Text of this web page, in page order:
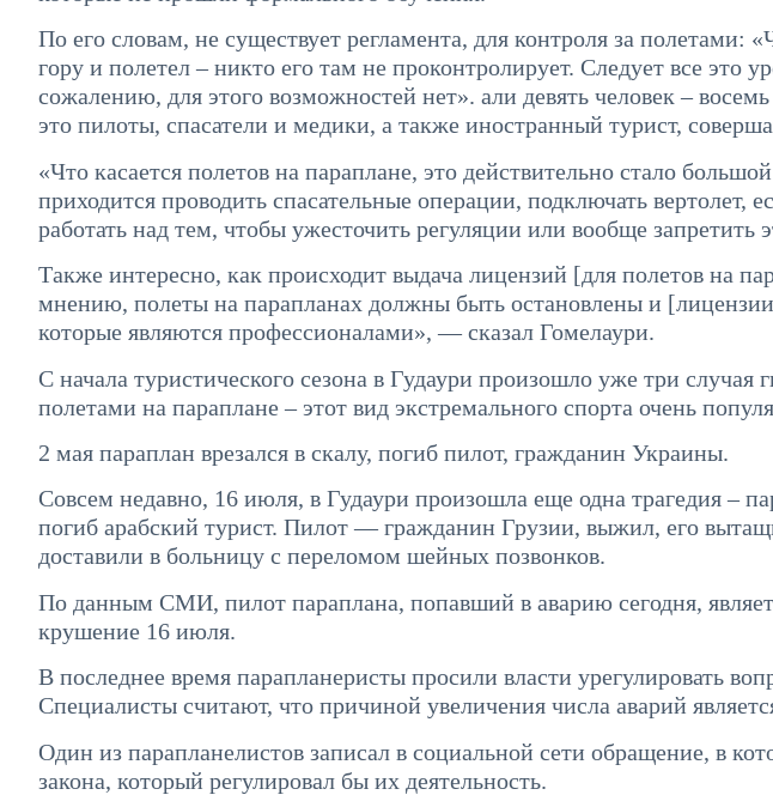
По его словам, не существует регламента, для контроля за полетами:
гору и полетел – никто его там не проконтролирует. Следует все это
сожалению, для этого возможностей нет». али девять человек –
это пилоты, спасатели и медики, а также иностранный турист,
«Что касается полетов на параплане, это действительно стало
приходится проводить спасательные операции, подключать
работать над тем, чтобы ужесточить регуляции или вообще запретить
Также интересно, как происходит выдача лицензий [для полетов на
мнению, полеты на парапланах должны быть остановлены и
которые являются профессионалами», — сказал Гомелаури.
С начала туристического сезона в Гудаури произошло уже три случая
полетами на параплане – этот вид экстремального спорта очень
2 мая параплан врезался в скалу, погиб пилот, гражданин Украины.
Совсем недавно, 16 июля, в Гудаури произошла еще одна трагедия –
погиб арабский турист. Пилот — гражданин Грузии, выжил, его
доставили в больницу с переломом шейных позвонков.
По данным СМИ, пилот параплана, попавший в аварию сегодня,
крушение 16 июля.
В последнее время парапланеристы просили власти урегулировать
Специалисты считают, что причиной увеличения числа аварий
Один из парапланелистов записал в социальной сети обращение, в
закона, который регулировал бы их деятельность.